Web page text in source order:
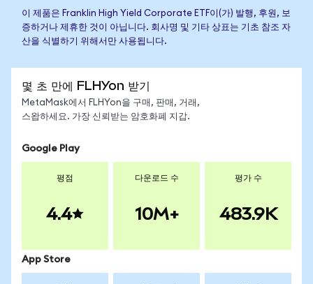
이 제품은 Franklin High Yield Corporate ETF이(가) 발행, 후원, 보
증하거나 제휴한 것이 아닙니다. 회사명 및 기타 상표는 기초 참조 자
산을 식별하기 위해서만 사용됩니다.
몇 초 만에 FLHYon 받기
MetaMask에서 FLHYon을 구매, 판매, 거래,
스왑하세요. 가장 신뢰받는 암호화폐 지갑.
Google Play
평점
4.4
다운로드 수
10M+
평가 수
483.9K
App Store